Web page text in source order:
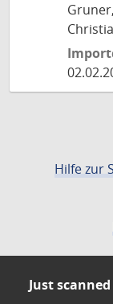
Hilfe zur
Just scanned